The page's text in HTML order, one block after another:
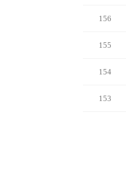
156
155
154
153